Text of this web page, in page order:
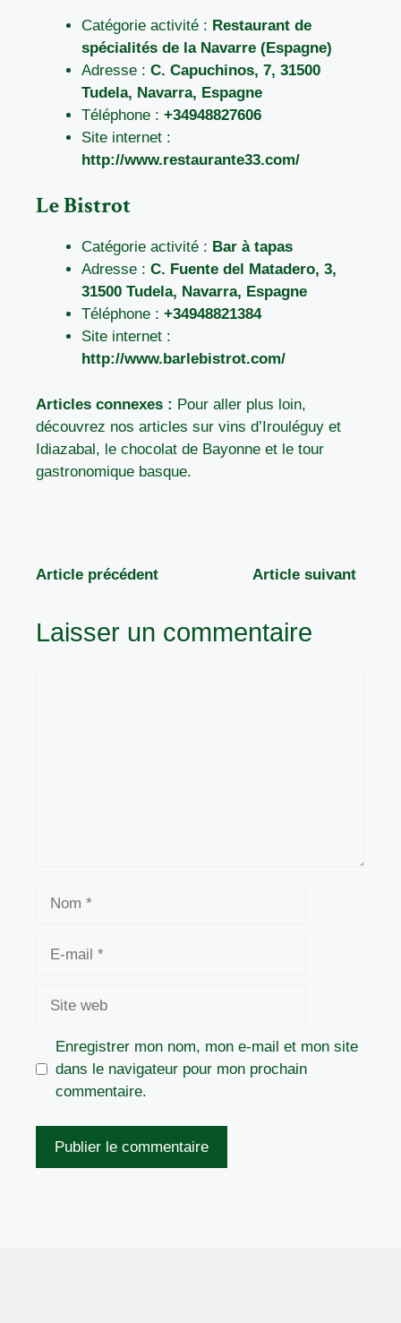
Catégorie activité : Restaurant de
spécialités de la Navarre (Espagne)
Adresse : C. Capuchinos, 7, 31500
Tudela, Navarra, Espagne
Téléphone : +34948827606
Site internet :
http://www.restaurante33.com/
Le Bistrot
Catégorie activité : Bar à tapas
Adresse : C. Fuente del Matadero, 3,
31500 Tudela, Navarra, Espagne
Téléphone : +34948821384
Site internet :
http://www.barlebistrot.com/
Articles connexes : Pour aller plus loin,
découvrez nos articles sur vins d’Irouléguy et
Idiazabal, le chocolat de Bayonne et le tour
gastronomique basque.
Article précédent Article suivant
Laisser un commentaire
Enregistrer mon nom, mon e-mail et mon site
dans le navigateur pour mon prochain
commentaire.